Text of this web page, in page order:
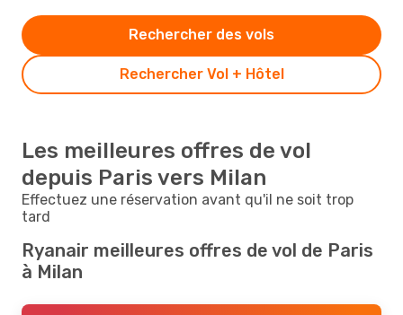
Rechercher Vol + Hôtel
Rechercher des vols
Les meilleures offres de vol
depuis Paris vers Milan
Effectuez une réservation avant qu'il ne soit trop
tard
Ryanair meilleures offres de vol de Paris
à Milan